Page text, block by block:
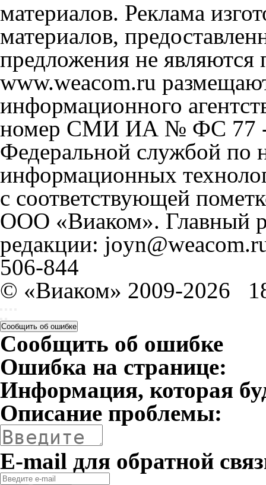
материалов. Реклама
материалов,
предложения не
www.weacom.ru
информационного
номер СМИ ИА № ФС 77 -
Федеральной службой по
информационных
с соответствующей
ООО «Виаком». Главный
редакции:
506-844
© «Виаком» 2009-2026
Сообщить об ошибке
Сообщить об ошибке
Ошибка на странице:
Информация, которая
Описание проблемы:
E-mail для обратной